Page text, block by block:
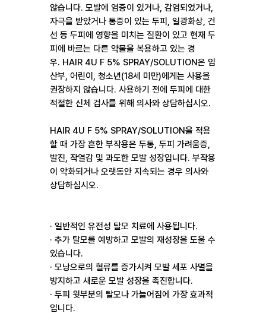
않습니다. 모발에 염증이 있거나, 감염되었거나,
자극을 받았거나 통증이 있는 두피, 일광화상, 건
선 등 두피에 영향을 미치는 질환이 있고 현재 두
피에 바르는 다른 약물을 복용하고 있는 경
우. HAIR 4U F 5% SPRAY/SOLUTION은 임
산부, 어린이, 청소년(18세 미만)에게는 사용을
권장하지 않습니다. 사용하기 전에 두피에 대한
적절한 신체 검사를 위해 의사와 상담하십시오.
HAIR 4U F 5% SPRAY/SOLUTION을 적용
할 때 가장 흔한 부작용은 두통, 두피 가려움증,
발진, 작열감 및 과도한 모발 성장입니다. 부작용
이 악화되거나 오랫동안 지속되는 경우 의사와
상담하십시오.
· 일반적인 유전성 탈모 치료에 사용됩니다.
· 추가 탈모를 예방하고 모발의 재성장을 도울 수
있습니다.
· 모낭으로의 혈류를 증가시켜 모발 세포 사멸을
방지하고 새로운 모발 성장을 촉진합니다.
· 두피 윗부분의 탈모나 가늘어짐에 가장 효과적
입니다.